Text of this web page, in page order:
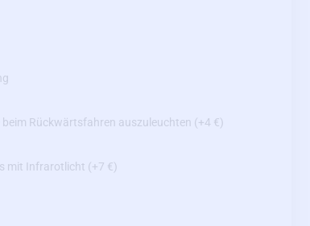
Rückwärtsfahren auszuleuchten (+4 €)
mit Infrarotlicht (+7 €)